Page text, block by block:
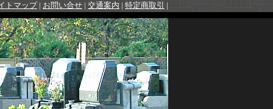
トマップ| お問い合せ | 交通案内 | 特定商取引 |